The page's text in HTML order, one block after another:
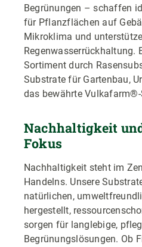
Begrünungen – schaffen
für Pflanzflächen auf
Mikroklima und
Regenwasserrückhaltung.
Sortiment durch
Substrate für Gartenbau,
das bewährte
Nachhaltigkeit
Fokus
Nachhaltigkeit steht im
Handelns. Unsere
natürlichen,
hergestellt,
sorgen für langlebige,
Begrünungslösungen. Ob